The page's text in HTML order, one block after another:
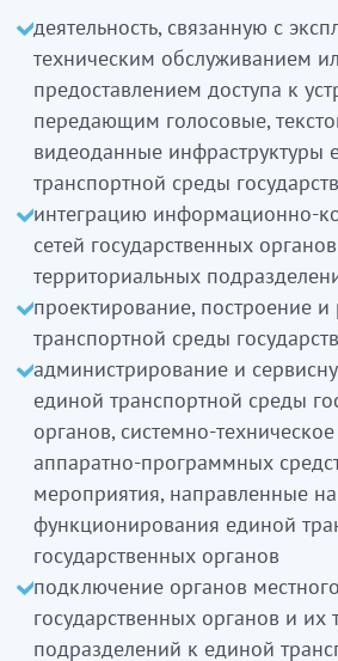
ортасының
мәтіндік, дыбыстық немесе
беретін құрылғыны
қызмет көрсетумен немесе
берумен байланысты қызметті
мемлекеттік органдар мен
бөлімшелерінің
желілерін интеграциялау
мемлекеттік органдардың
ортасын жобалау, құру және
мемлекеттік органдардың
ортасын әкімшілендіруді
қолдауды, мемлекеттік
көлік ортасының жұмыс
етуге бағытталған
аппараттық-бағдарламалық
жүйелік-техникалық қызмет
ақпараттық қауіпсіздік
жергілікті өзін-өзі басқару
мемлекетік органдар мен
деятельность, связанную с
техническим обслуживанием
предоставлением доступа к
передающим голосовые,
видеоданные инфраструктуры
транспортной среды
интеграцию информационно-
сетей государственных
территориальных
проектирование, построение
транспортной среды
администрирование и
единой транспортной среды
органов, системно-
аппаратно-программных
мероприятия, направленные
функционирования единой
государственных органов
подключение органов
государственных органов и их
подразделений к единой